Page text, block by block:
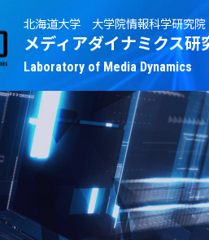
北海道大学 大学院情報科学研究院
メディアダイナミクス研
Laboratory of Media Dynamics